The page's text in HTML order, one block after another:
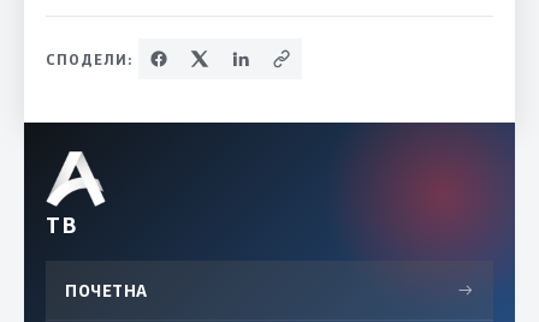
СПОДЕЛИ:
ТВ
ПОЧЕТНА →